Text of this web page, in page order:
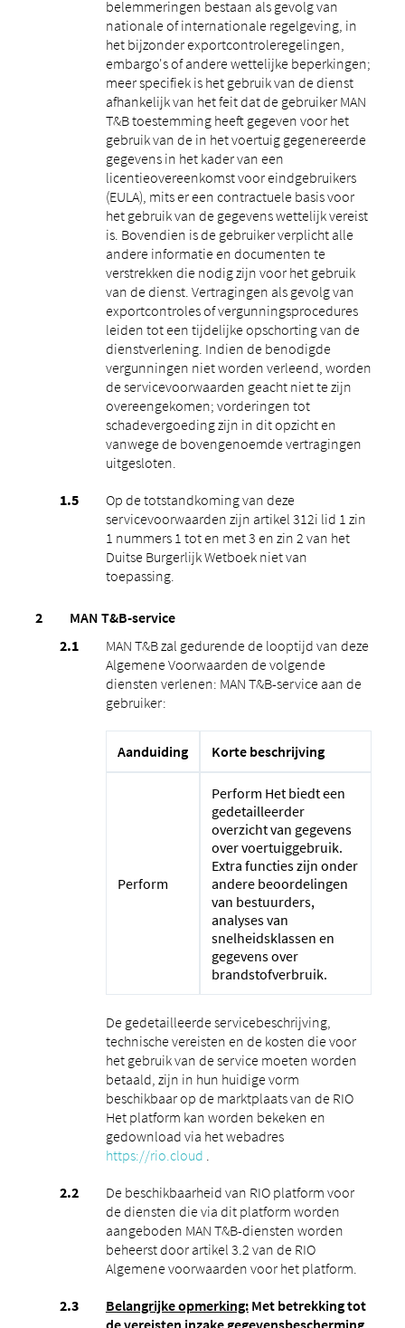
belemmeringen bestaan ​​als gevolg van
nationale of internationale regelgeving, in
het bijzonder exportcontroleregelingen,
embargo's of andere wettelijke beperkingen;
meer specifiek is het gebruik van de dienst
afhankelijk van het feit dat de gebruiker MAN
T&B toestemming heeft gegeven voor het
gebruik van de in het voertuig gegenereerde
gegevens in het kader van een
licentieovereenkomst voor eindgebruikers
(EULA), mits er een contractuele basis voor
het gebruik van de gegevens wettelijk vereist
is. Bovendien is de gebruiker verplicht alle
andere informatie en documenten te
verstrekken die nodig zijn voor het gebruik
van de dienst. Vertragingen als gevolg van
exportcontroles of vergunningsprocedures
leiden tot een tijdelijke opschorting van de
dienstverlening. Indien de benodigde
vergunningen niet worden verleend, worden
de servicevoorwaarden geacht niet te zijn
overeengekomen; vorderingen tot
schadevergoeding zijn in dit opzicht en
vanwege de bovengenoemde vertragingen
uitgesloten.
Op de totstandkoming van deze
servicevoorwaarden zijn artikel 312i lid 1 zin
1 nummers 1 tot en met 3 en zin 2 van het
Duitse Burgerlijk Wetboek niet van
toepassing.
MAN T&B-service
MAN T&B zal gedurende de looptijd van deze
Algemene Voorwaarden de volgende
diensten verlenen: MAN T&B-service aan de
gebruiker:
Aanduiding Korte beschrijving
Perform
Perform Het biedt een
gedetailleerder
overzicht van gegevens
over voertuiggebruik.
Extra functies zijn onder
andere beoordelingen
van bestuurders,
analyses van
snelheidsklassen en
gegevens over
brandstofverbruik.
De gedetailleerde servicebeschrijving,
technische vereisten en de kosten die voor
het gebruik van de service moeten worden
betaald, zijn in hun huidige vorm
beschikbaar op de marktplaats van de RIO
Het platform kan worden bekeken en
gedownload via het webadres
https://rio.cloud
De beschikbaarheid van RIO platform voor
de diensten die via dit platform worden
aangeboden MAN T&B-diensten worden
beheerst door artikel 3.2 van de RIO
Algemene voorwaarden voor het platform.
Belangrijke opmerking:Met betrekking tot
de vereisten inzake gegevensbescherming